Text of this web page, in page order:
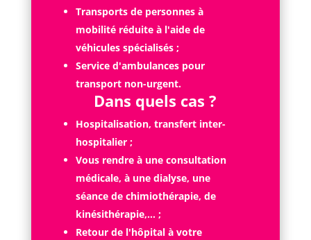
Transports de personnes à
mobilité réduite à l'aide de
véhicules spécialisés ;
Service d'ambulances pour
transport non-urgent.
Dans quels cas ?
Hospitalisation, transfert inter-
hospitalier ;
Vous rendre à une consultation
médicale, à une dialyse, une
séance de chimiothérapie, de
kinésithérapie,... ;
Retour de l'hôpital à votre